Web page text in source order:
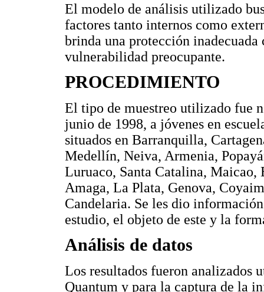
El modelo de análisis utilizado
factores tanto internos como
brinda una protección
vulnerabilidad preocupante.
PROCEDIMIENTO
El tipo de muestreo utilizado fue
junio de 1998, a jóvenes en
situados en Barranquilla,
Medellín, Neiva, Armenia,
Luruaco, Santa Catalina, Maicao,
Amaga, La Plata, Genova,
Candelaria. Se les dio
estudio, el objeto de este y la
Análisis de datos
Los resultados fueron analizados
Quantum y para la captura de la